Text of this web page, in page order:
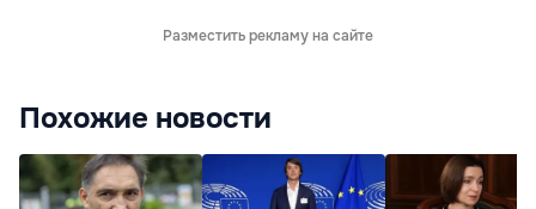
Разместить рекламу на сайте
Похожие новости